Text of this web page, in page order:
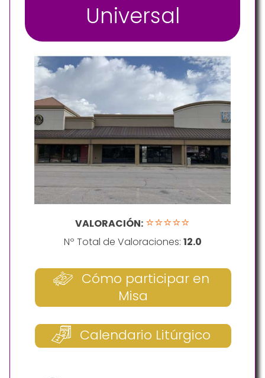
Universal
VALORACIÓN: ⭐⭐⭐⭐⭐
Nº Total de Valoraciones: 12.0
Cómo participar en
Misa
Calendario Litúrgico